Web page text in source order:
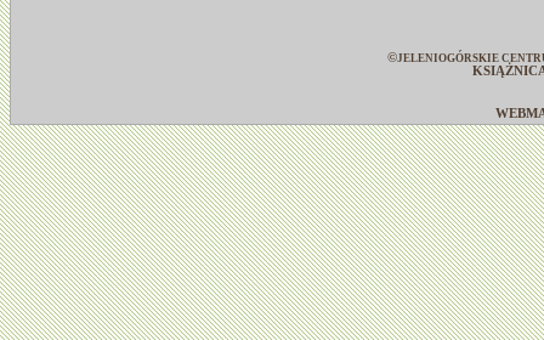
©JELENIOGÓRSKIE